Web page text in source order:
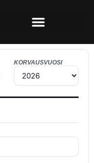
KORVAUSVUOSI